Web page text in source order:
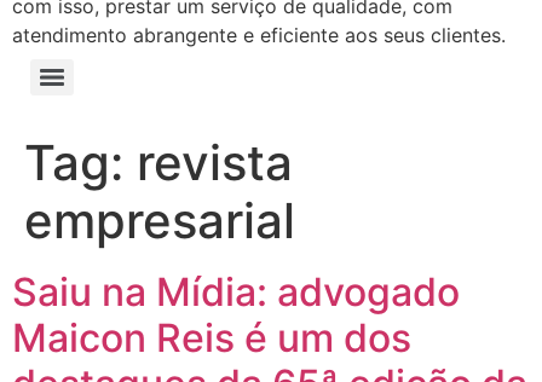
com isso, prestar um serviço de qualidade, com
atendimento abrangente e eficiente aos seus clientes.
Tag: revista
empresarial
Saiu na Mídia: advogado
Maicon Reis é um dos